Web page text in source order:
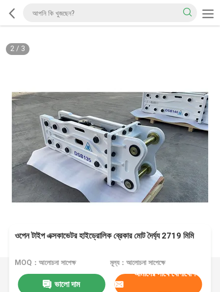
2/ 3
ওপেন টাইপ এক্সকাভেটর হাইড্রোলিক ব্রেকার মোট দৈর্ঘ্য 2719 মিমি
MOQ：আলোচনা সাপেক্ষ মূল্য：আলোচনা সাপেক্ষে
ভালো দাম
আমাদের সাথে যোগাযোগ